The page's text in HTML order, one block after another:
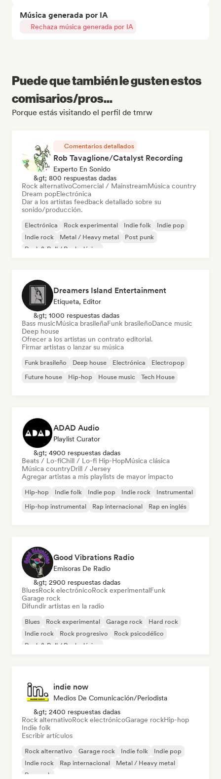
Música generada por IA
Rechaza música generada por IA
Puede que también le gusten estos
comisarios/pros...
Porque estás visitando el perfil de tmrw
Comentarios detallados
Rob Tavaglione/Catalyst Recording
Experto En Sonido
&gt; 800 respuestas dadas
Rock alternativoComercial / MainstreamMúsica country
Dream popElectrónica
Dar a los artistas feedback detallado sobre su
sonido/producción.
Electrónica Rock experimental Indie folk
Indie pop
Indie rock
Metal / Heavy metal
Post punk
Rock & Roll / Rock clásico
Dreamers Island Entertainment
Etiqueta, Editor
&gt; 1000 respuestas dadas
Bass musicMúsica brasileñaFunk brasileñoDance music
Deep house
Ofrecer a los artistas un contrato editorial.
Firmar artistas o lanzar su música
Funk brasileño Deep house Electrónica
Electropop
Future house
Hip-hop House music Tech House
ADAD Audio
Playlist Curator
&gt; 4900 respuestas dadas
Beats / Lo-fiChill / Lo-fi Hip-HopMúsica clásica
Música countryDrill / Jersey
Agregar artistas a mis playlists de mayor impacto
Hip-hop Indie folk Indie pop Indie rock
Instrumental
Hip-hop instrumental
Rap internacional Rap en inglés
Good Vibrations Radio
Emisoras De Radio
&gt; 2900 respuestas dadas
BluesRock electrónicoRock experimentalFunk
Garage rock
Difundir artistas en la radio
Blues Rock experimental Garage rock
Hard rock
Indie rock
Rock progresivo
Rock psicodélico
Rock & Roll / Rock clásico
indie now
Medios De Comunicación/Periodista
&gt; 2400 respuestas dadas
Rock alternativoRock electrónicoGarage rockHip-hop
Indie folk
Escribir artículos
Rock alternativo Garage rock Indie folk
Indie pop
Indie rock
Rap internacional
Metal / Heavy metal
Pop rock